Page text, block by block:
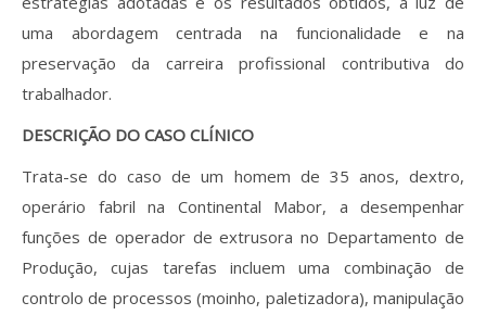
uma abordagem centrada na funcionalidade e na
preservação da carreira profissional contributiva do
trabalhador.
DESCRIÇÃO DO CASO CLÍNICO
Trata-se do caso de um homem de 35 anos, dextro,
operário fabril na Continental Mabor, a desempenhar
funções de operador de extrusora no Departamento de
Produção, cujas tarefas incluem uma combinação de
controlo de processos (moinho, paletizadora), manipulação